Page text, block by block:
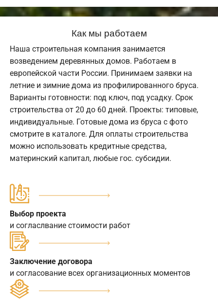
Как мы работаем
Наша строительная компания занимается
возведением деревянных домов. Работаем в
европейской части России. Принимаем заявки на
летние и зимние дома из профилированного бруса.
Варианты готовности: под ключ, под усадку. Срок
строительства от 20 до 60 дней. Проекты: типовые,
индивидуальные. Готовые дома из бруса с фото
смотрите в каталоге. Для оплаты строительства
можно использовать кредитные средства,
материнский капитал, любые гос. субсидии.
Выбор проекта
и согласлвание стоимости работ
Заключение договора
и согласование всех организационных моментов